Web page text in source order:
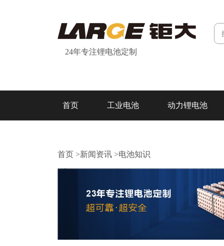
24年专注锂电池定制
首页 工业电池 动力锂电池
首页 >新闻资讯 >电池知识